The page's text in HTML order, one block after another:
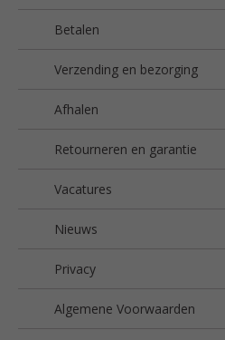
Betalen
Verzending en bezorging
Afhalen
Retourneren en garantie
Vacatures
Nieuws
Privacy
Algemene Voorwaarden